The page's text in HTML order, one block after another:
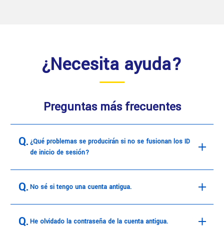
¿Necesita ayuda?
Preguntas más frecuentes
¿Qué problemas se producirán si no se fusionan los ID
de inicio de sesión?
No sé si tengo una cuenta antigua.
He olvidado la contraseña de la cuenta antigua.